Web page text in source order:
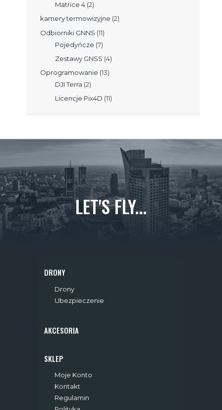
Matrice 4 (2)
kamery termowizyjne (2)
Odbiorniki GNNS (11)
Pojedyńcze (7)
Zestawy GNSS (4)
Oprogramowanie (13)
DJI Terra (2)
Licencje Pix4D (11)
LET'S FLY...
DRONY
Drony
Ubezpieczenie
AKCESORIA
SKLEP
Moje Konto
Kontakt
Regulamin